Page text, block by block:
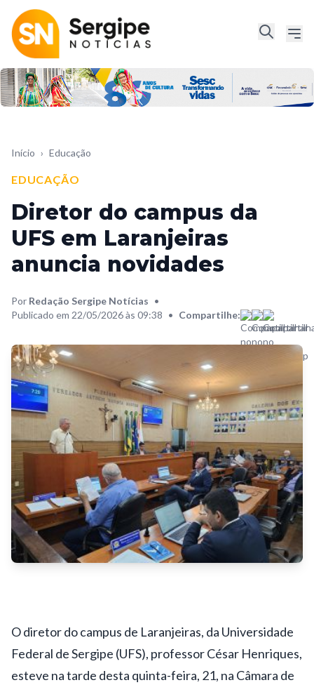
Início › Educação
EDUCAÇÃO
Diretor do campus da
UFS em Laranjeiras
anuncia novidades
Por Redação Sergipe Notícias •
Publicado em 22/05/2026 às 09:38 • Compartilhe:
O diretor do campus de Laranjeiras, da Universidade
Federal de Sergipe (UFS), professor César Henriques,
esteve na tarde desta quinta-feira, 21, na Câmara de